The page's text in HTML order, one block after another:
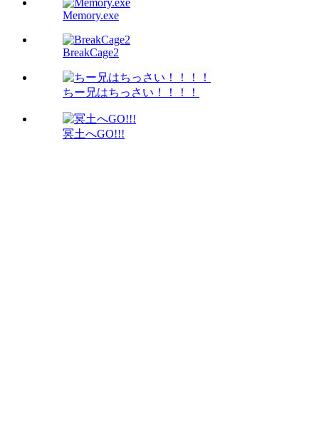
Memory.exe
BreakCage2
ちー兄はちっさい！！！！
冥土へGO!!!